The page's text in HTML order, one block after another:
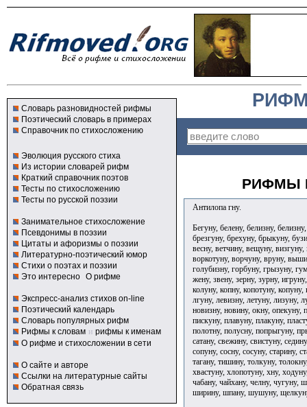
Словарь разновидностей рифмы
Поэтический словарь в примерах
Справочник по стихосложению
Эволюция русского стиха
Из истории словарей рифм
Краткий справочник поэтов
Тесты по стихосложению
Тесты по русской поэзии
Занимательное стихосложение
Псевдонимы в поэзии
Цитаты и афоризмы о поэзии
Литературно-поэтический юмор
Стихи о поэтах и поэзии
Это интересно О рифме
Экспресс-анализ стихов on-line
Поэтический календарь
Словарь популярных рифм
Рифмы к словам и рифмы к именам
О рифме и стихосложении в сети
О сайте и авторе
Ссылки на литературные сайты
Обратная связь
РИФМЫ
Антилопа гну.
Бегуну, белену, белизну,
брезгуну, брехуну, брыкуну,
весну, ветчину, вещуну,
воркотуну, ворчуну, вруну,
голубизну, горбуну, грызуну,
жену, звену, зерну, зурну,
колуну, копну, копотуну,
лгуну, левизну, летуну,
новизну, новину, окну, опекуну,
пискуну, плавуну, плакуну,
полотну, полусну, попрыгуну,
сатану, свежину, свистуну,
сопуну, сосну, сосуну, старину,
тагану, тишину, толкуну,
хвастуну, хлопотуну, хну,
чабану, чайхану, челну,
ширину, шпану, шушуну,